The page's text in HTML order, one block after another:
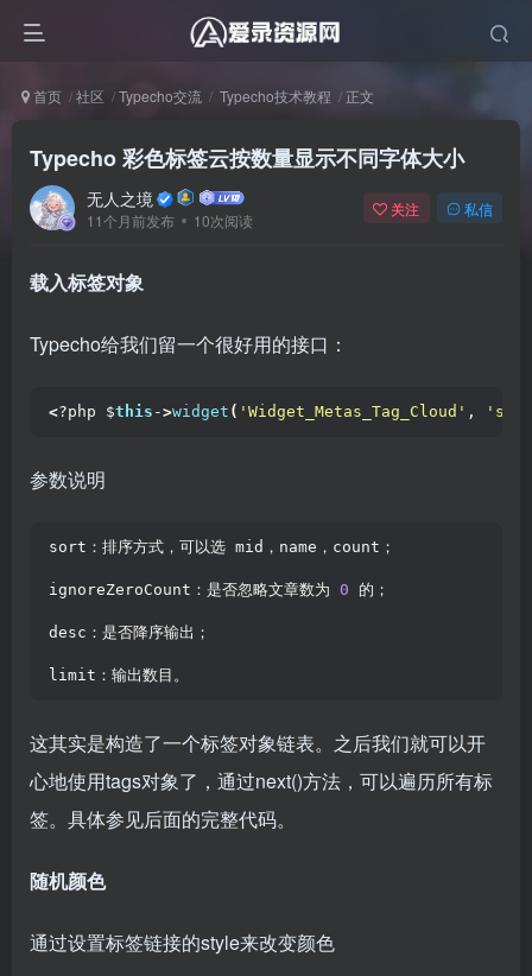
首页 社区 Typecho交流 Typecho技术教程 正文
Typecho 彩色标签云按数量显示不同字体大小
无人之境
11个月前发布 10次阅读
关注 私信
载入标签对象
Typecho给我们留一个很好用的接口：
<?php $this ->widget ( 'Widget_Metas_Tag_Cloud' ,
参数说明
sort：排序方式，可以选 mid，name，count；
ignoreZeroCount：是否忽略文章数为 0 的；
desc：是否降序输出；
limit：输出数目。
这其实是构造了一个标签对象链表。之后我们就可以开
心地使用tags对象了，通过next()方法，可以遍历所有标
签。具体参见后面的完整代码。
随机颜色
通过设置标签链接的style来改变颜色